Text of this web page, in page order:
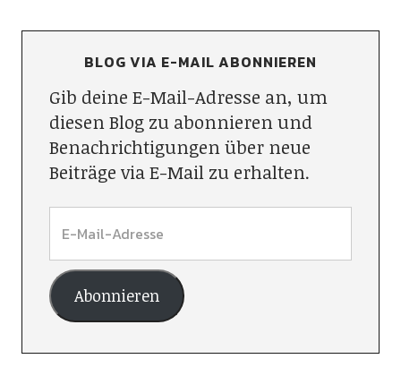
BLOG VIA E-MAIL ABONNIEREN
Gib deine E-Mail-Adresse an, um
diesen Blog zu abonnieren und
Benachrichtigungen über neue
Beiträge via E-Mail zu erhalten.
Abonnieren